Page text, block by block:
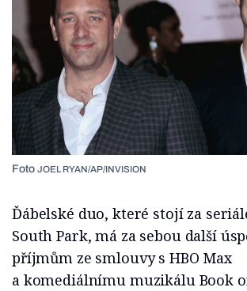
Foto JOEL RYAN/AP/INVISION
Ďábelské duo, které stojí za
South Park, má za sebou další
příjmům ze smlouvy s HBO Max
a komediálnímu muzikálu Book